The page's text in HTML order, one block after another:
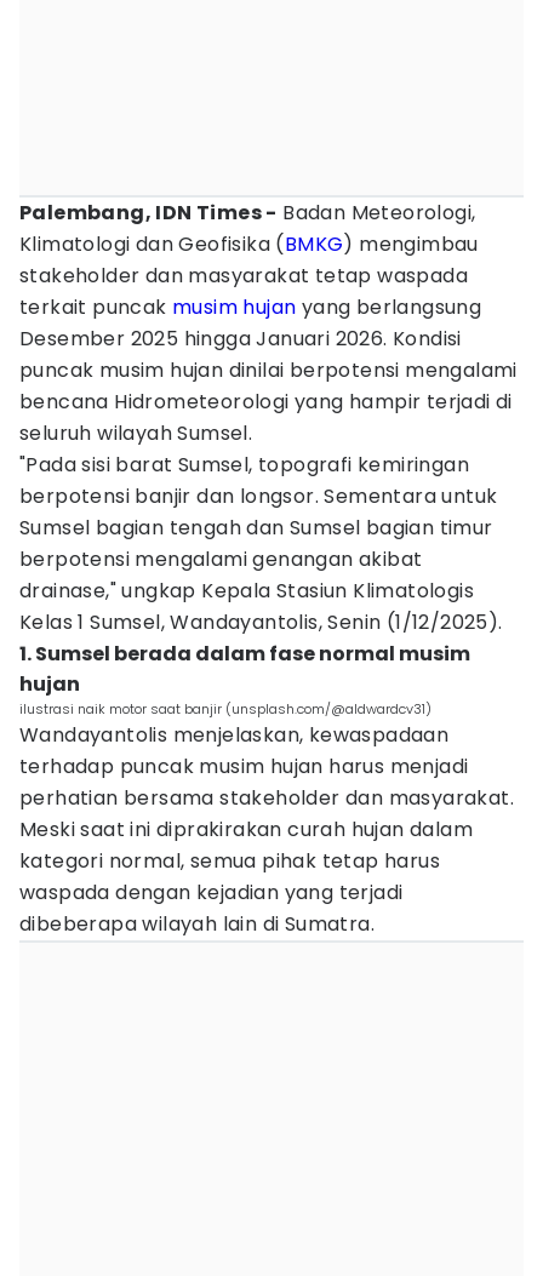
Palembang, IDN Times - Badan Meteorologi,
Klimatologi dan Geofisika (BMKG) mengimbau
stakeholder dan masyarakat tetap waspada
terkait puncak musim hujan yang berlangsung
Desember 2025 hingga Januari 2026. Kondisi
puncak musim hujan dinilai berpotensi mengalami
bencana Hidrometeorologi yang hampir terjadi di
seluruh wilayah Sumsel.
"Pada sisi barat Sumsel, topografi kemiringan
berpotensi banjir dan longsor. Sementara untuk
Sumsel bagian tengah dan Sumsel bagian timur
berpotensi mengalami genangan akibat
drainase," ungkap Kepala Stasiun Klimatologis
Kelas 1 Sumsel, Wandayantolis, Senin (1/12/2025).
1. Sumsel berada dalam fase normal musim
hujan
ilustrasi naik motor saat banjir (unsplash.com/@aldwardcv31)
Wandayantolis menjelaskan, kewaspadaan
terhadap puncak musim hujan harus menjadi
perhatian bersama stakeholder dan masyarakat.
Meski saat ini diprakirakan curah hujan dalam
kategori normal, semua pihak tetap harus
waspada dengan kejadian yang terjadi
dibeberapa wilayah lain di Sumatra.